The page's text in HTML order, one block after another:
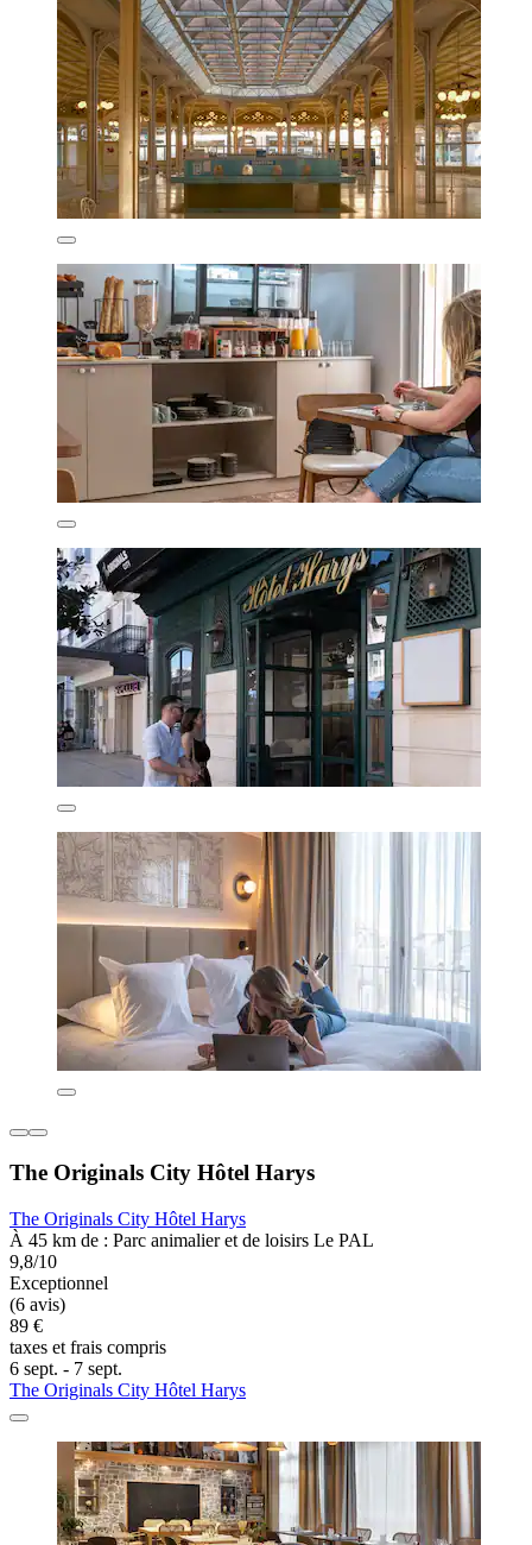
The Originals City Hôtel Harys
The Originals City Hôtel Harys
À 45 km de : Parc animalier et de loisirs Le PAL
9,8/10
Exceptionnel
(6 avis)
89 €
taxes et frais compris
6 sept. - 7 sept.
The Originals City Hôtel Harys